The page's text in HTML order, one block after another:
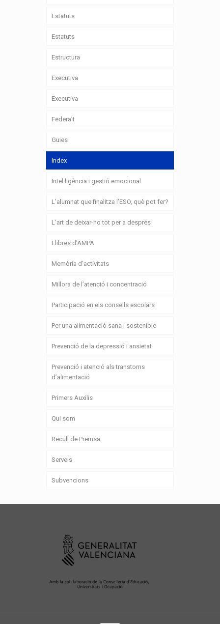
Estatuts
Estatuts
Estructura
Executiva
Executiva
Federa’t
Guies
Index
Intel·ligència i gestió emocional
L’alumnat que finalitza l’ESO, què pot fer?
L’art de deixar-ho tot per a després
Llibres d’AMPA
Memòria d’activitats
Millora de l’atenció i concentració
Participació en els consells escolars
Per una alimentació sana i sostenible
Prevenció de la depressió i ansietat
Prevenció i atenció als transtorns
d’alimentació
Primers Auxilis
Qui som
Recull de Premsa
Serveis
Subvencions